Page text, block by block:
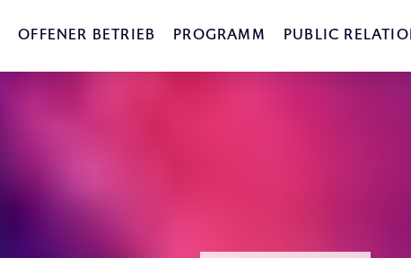
OFFENER BETRIEB PROGRAMM PUBLIC